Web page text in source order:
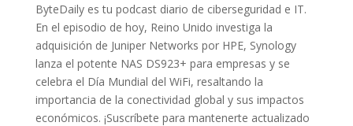
ByteDaily es tu podcast diario de ciberseguridad e IT.
En el episodio de hoy, Reino Unido investiga la
adquisición de Juniper Networks por HPE, Synology
lanza el potente NAS DS923+ para empresas y se
celebra el Día Mundial del WiFi, resaltando la
importancia de la conectividad global y sus impactos
económicos. ¡Suscríbete para mantenerte actualizado